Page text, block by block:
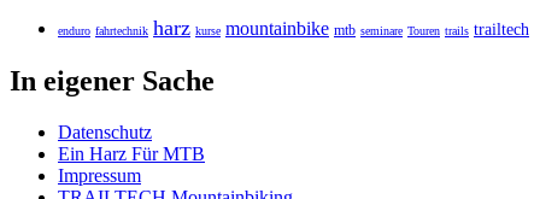
enduro fahrtechnik harz kurse mountainbike mtb seminare Touren trails trailtech
In eigener Sache
Datenschutz
Ein Harz Für MTB
Impressum